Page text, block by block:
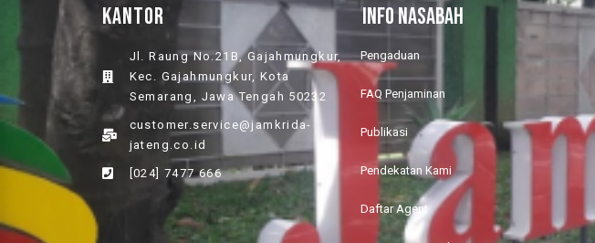
KANTOR
Jl. Raung No.21B, Gajahmungkur,
Kec. Gajahmungkur, Kota
Semarang, Jawa Tengah 50232
customer.service@jamkrida-
jateng.co.id
[024] 7477 666
INFO NASABAH
Pengaduan
FAQ Penjaminan
Publikasi
Pendekatan Kami
Daftar Agent